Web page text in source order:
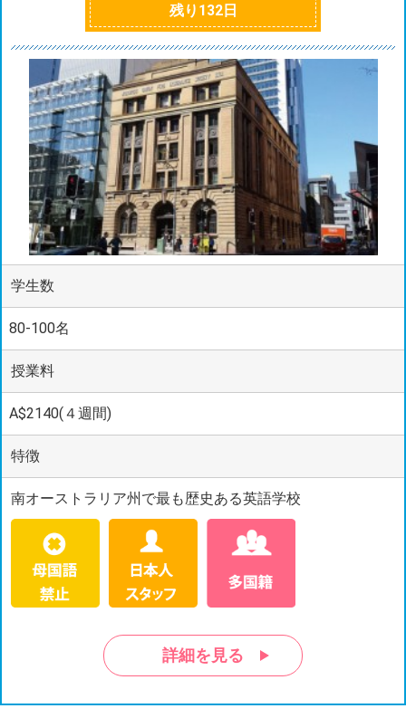
残り 132日
学生数
80-100名
授業料
A$2140(４週間)
特徴
南オーストラリア州で最も歴史ある英語学校
詳細を見る